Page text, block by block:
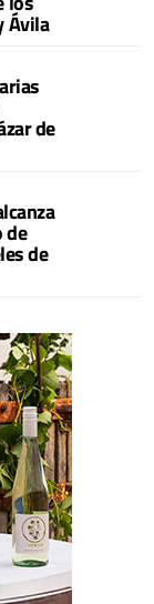
Ávila
de
de
de